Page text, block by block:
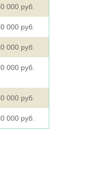
000 руб.
000 руб.
000 руб.
000 руб.
000 руб.
000 руб.